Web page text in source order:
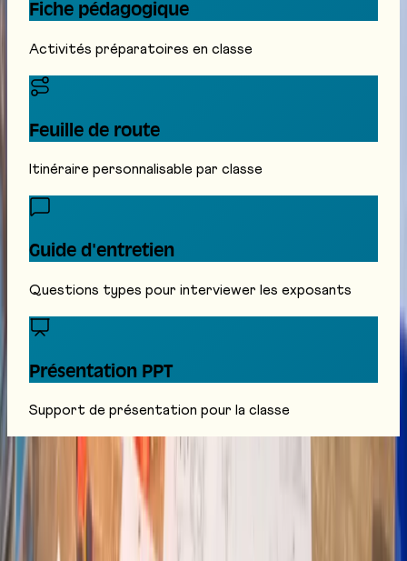
Fiche pédagogique
Activités préparatoires en classe
Feuille de route
Itinéraire personnalisable par classe
Guide d'entretien
Questions types pour interviewer les exposants
Présentation PPT
Support de présentation pour la classe